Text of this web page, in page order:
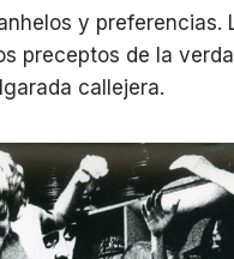
y preferencias.
preceptos de la
callejera.